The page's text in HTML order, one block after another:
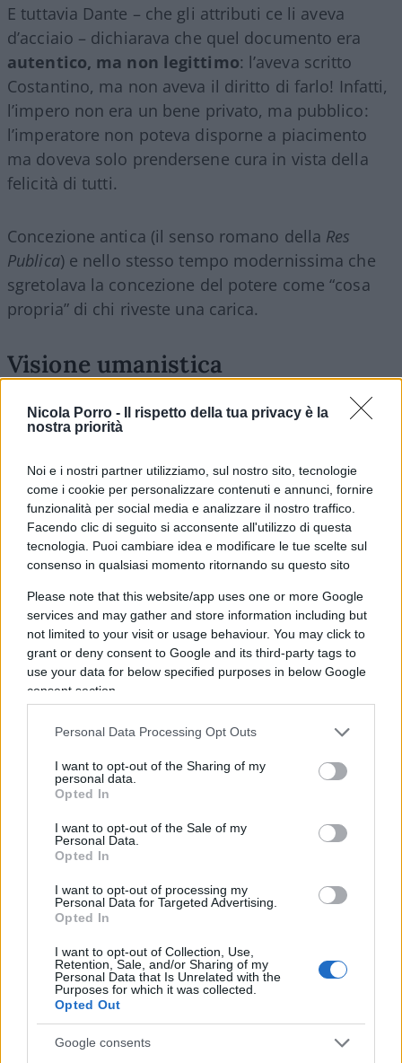
Nicola Porro -
Il rispetto della tua privacy è la
nostra priorità
Noi e i nostri partner utilizziamo, sul nostro sito, tecnologie
come i cookie per personalizzare contenuti e annunci, fornire
funzionalità per social media e analizzare il nostro traffico.
Facendo clic di seguito si acconsente all'utilizzo di questa
tecnologia. Puoi cambiare idea e modificare le tue scelte sul
consenso in qualsiasi momento ritornando su questo sito
Please note that this website/app uses one or more Google
services and may gather and store information including but
not limited to your visit or usage behaviour. You may click to
grant or deny consent to Google and its third-party tags to
use your data for below specified purposes in below Google
consent section.
Personal Data Processing Opt Outs
I want to opt-out of the Sharing of my
personal data.
Opted In
I want to opt-out of the Sale of my
Personal Data.
Opted In
I want to opt-out of processing my
Personal Data for Targeted Advertising.
Opted In
I want to opt-out of Collection, Use,
Retention, Sale, and/or Sharing of my
Personal Data that Is Unrelated with the
Purposes for which it was collected.
Opted Out
Google consents
E tuttavia Dante – che gli attributi ce li aveva
d’acciaio – dichiarava che quel documento era
autentico, ma non legittimo: l’aveva scritto
Costantino, ma non aveva il diritto di farlo! Infatti,
l’impero non era un bene privato, ma pubblico:
l’imperatore non poteva disporne a piacimento
ma doveva solo prendersene cura in vista della
felicità di tutti.
Concezione antica (il senso romano della Res
Publica) e nello stesso tempo modernissima che
sgretolava la concezione del potere come “cosa
propria” di chi riveste una carica.
Visione umanistica
Sempre Dante, cristiano medievale, nella
paradiso terrestre daVirgilio che era un pagano,
lo riconosce come guida e maestroin un’epoca
in cui i credenti erano seriamente convinti che chi
fosse fuori dal recinto della chiesa fosse solo
destinato al fuoco eterno.
Dante che dichiara illegittimo il documento “di
Costantino” riapre la strada alla concezione dello
Stato comeRes Publica. Il Dante che si fa guidare
da Virgilioapre le porte all’Umanesimo. Il nesso
tra la visione dantesca che tende alla più ampia
visione umanistica-rinascimentale dovrebbe
essere più attentamente considerato.
Ficinoche considerava “profeti” del Cristo anche i
pagani Zaratustra, Ermete, Orfeo al pari dei biblici
Isaia, Daniele, Ezechiele. E discepolo di Marsilio
Ficino era a sua voltaPico della Mirandolache
immaginava un grande Concilio dei dotti a cui
avrebbero partecipato cristiani, ebrei, magi
zoroastriani e anche mussulmani. Anche